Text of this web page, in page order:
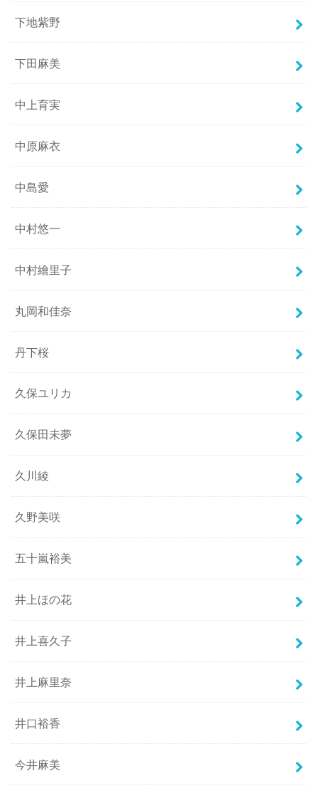
下地紫野
下田麻美
中上育実
中原麻衣
中島愛
中村悠一
中村繪里子
丸岡和佳奈
丹下桜
久保ユリカ
久保田未夢
久川綾
久野美咲
五十嵐裕美
井上ほの花
井上喜久子
井上麻里奈
井口裕香
今井麻美